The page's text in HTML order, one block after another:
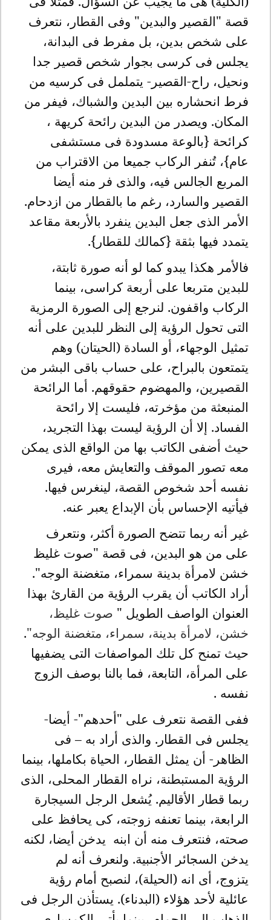
قصة "القصير والبدين" وفى القطار، نتعرف
على شخص بدين، بل مفرط فى البدانة،
يجلس فى كرسى بجوار شخص قصير جدا
ونحيل، راح-القصير- يتململ فى كرسيه من
فرط انحشاره بين البدين والشباك، فيفر من
المكان. ويصدر من البدين رائحة كريهة ،
كرائحة {بالوعة مسدودة فى مستشفى
عام}، تُنفر الركاب جميعا من الاقتراب من
المربع الجالس فيه، والذى فر منه أيضا
القصير والسارد، رغم ما بالقطار من ازدحام.
الأمر الذى جعل البدين ينفرد بالأربعة مقاعد
يتمدد فيها بثقة {كمالك للقطار}.
فالأمر هكذا يبدو كما لو أنه صورة ثابتة،
للبدين متربعا على أربعة كراسى، بينما
الركاب واقفون. لنرجع إلى الصورة الرمزية
التى تحول الرؤية إلى النظر للبدين على أنه
تمثيل الوجهاء، أو السادة (الحيتان) وهم
يتمتعون بالبراح، على حساب باقى البشر من
القصيرين، والمهضوم حقوقهم. أما الرائحة
المنبعثة من مؤخرته، فليست إلا رائحة
الفساد. إلا أن الرؤية ليست بهذا التجريد،
حيث أضفى الكاتب بها من الواقع الذى يمكن
معه تصور الموقف والتعايش معه، فيرى
نفسه أحد شخوص القصة، لينغرس فيها.
فيأتيه الإحساس بأن الإبداع يعبر عنه.
غير أنه ربما تتضح الصورة أكثر، ونتعرف
على من هو البدين، فى قصة "صوت غليظ
خشن لامرأة بدينة سمراء، متغضنة الوجه".
أراد الكاتب أن يقرب الرؤية من القارئ بهذا
العنوان الواصف الطويل " صوت غليظ،
خشن، لامرأة بدينة، سمراء، متغضنة الوجه".
حيث تمنح كل تلك المواصفات التى يضفيها
على المرأة، التابعة، فما بالنا بوصف الزوج
نفسه .
ففى القصة نتعرف على "أحدهم"- أيضا-
يجلس فى القطار. والذى أراد به – فى
الظاهر- أن يمثل القطار، الحياة بكاملها، بينما
الرؤية المستبطنة، نراه القطار المحلى، الذى
ربما قطار الأقاليم. يُشعل الرجل السيجارة
الرابعة، بينما تعنفه زوجته، كى يحافظ على
صحته، فنتعرف منه أن ابنه يدخن أيضا، لكنه
يدخن السجائر الأجنبية. ولنعرف أنه لم
يتزوج، أى انه (الحيلة)، لنصبح أمام رؤية
عائلية لأحد هؤلاء (البدناء). يستأذن الرجل فى